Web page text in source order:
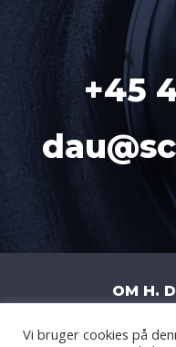
+45
OM H.
H. DAUGBJERG
Vi bruger cookies på